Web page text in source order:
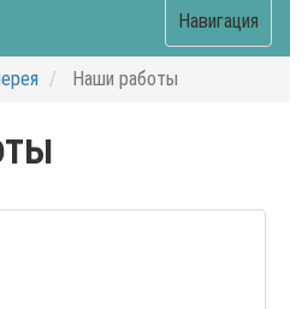
Навигация
Наши работы